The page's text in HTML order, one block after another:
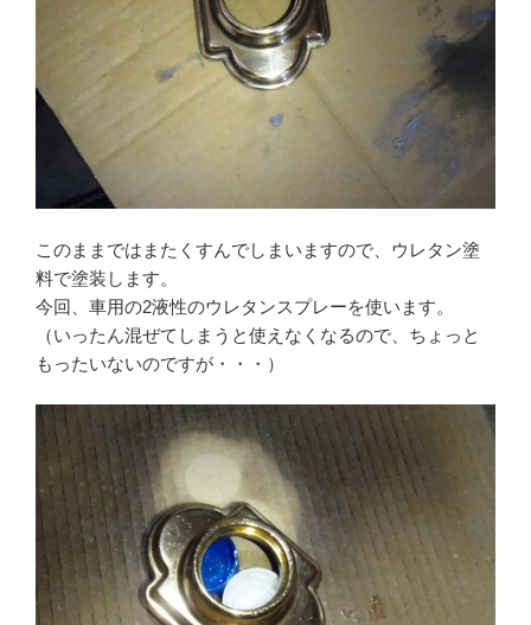
このままではまたくすんでしまいますので、ウレタン塗
料で塗装します。
今回、車用の2液性のウレタンスプレーを使います。
（いったん混ぜてしまうと使えなくなるので、ちょっと
もったいないのですが・・・）